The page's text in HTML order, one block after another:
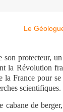
protecteur, un
la Révolution
la France pour
scientifiques.
de